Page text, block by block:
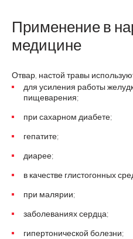
Применение в
медицине
Отвар, настой травы
для усиления работы
пищеварения;
при сахарном диабете;
гепатите;
диарее;
в качестве глистогонных
при малярии;
заболеваниях сердца;
гипертонической болезни;